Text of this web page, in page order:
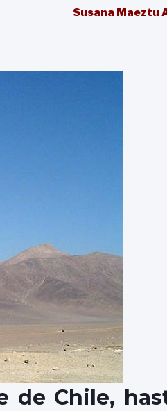
Susana Maeztu
de Chile,